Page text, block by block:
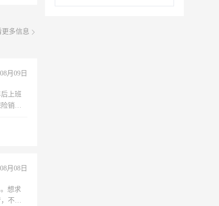
更多信息
08月09日
上班
销售
08月08日
想求
不怕